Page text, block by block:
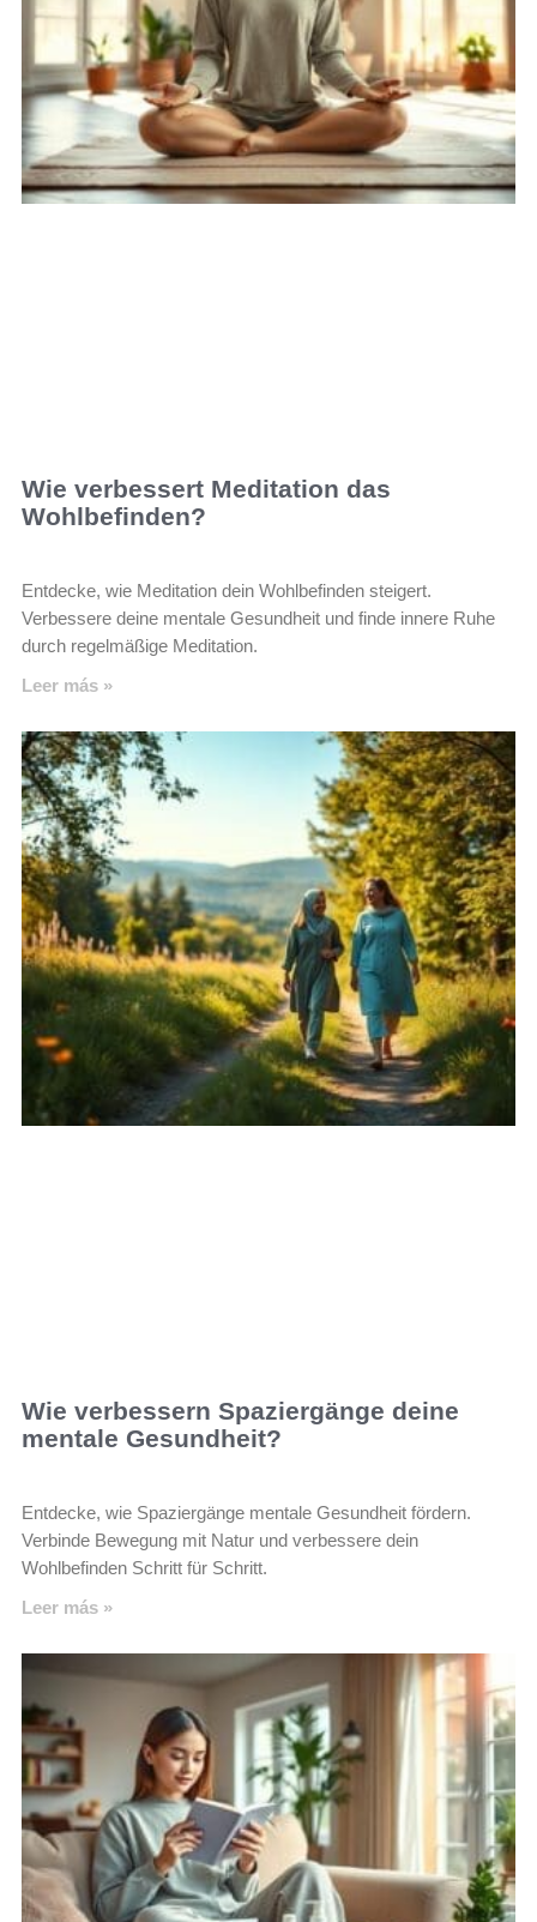
Wie verbessert Meditation das
Wohlbefinden?
Entdecke, wie Meditation dein Wohlbefinden steigert.
Verbessere deine mentale Gesundheit und finde innere Ruhe
durch regelmäßige Meditation.
Leer más »
Wie verbessern Spaziergänge deine
mentale Gesundheit?
Entdecke, wie Spaziergänge mentale Gesundheit fördern.
Verbinde Bewegung mit Natur und verbessere dein
Wohlbefinden Schritt für Schritt.
Leer más »